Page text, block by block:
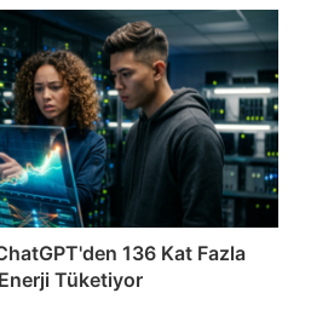
Kaybedebilir
136 Kat Fazla
Enerji Tüketiyor